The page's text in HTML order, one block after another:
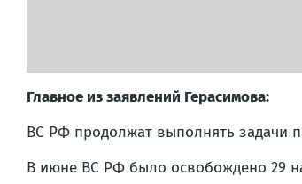
Главное из заявлений Герасимова:
ВС РФ продолжат выполнять задачи
В июне ВС РФ было освобождено 29